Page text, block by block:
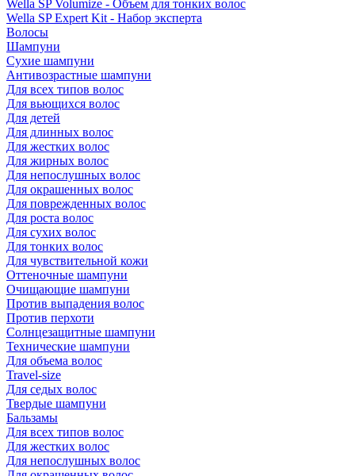
Wella SP Volumize - Объем для тонких волос
Wella SP Expert Kit - Набор эксперта
Волосы
Шампуни
Сухие шампуни
Антивозрастные шампуни
Для всех типов волос
Для вьющихся волос
Для детей
Для длинных волос
Для жестких волос
Для жирных волос
Для непослушных волос
Для окрашенных волос
Для поврежденных волос
Для роста волос
Для сухих волос
Для тонких волос
Для чувствительной кожи
Оттеночные шампуни
Очищающие шампуни
Против выпадения волос
Против перхоти
Солнцезащитные шампуни
Технические шампуни
Для объема волос
Travel-size
Для седых волос
Твердые шампуни
Бальзамы
Для всех типов волос
Для жестких волос
Для непослушных волос